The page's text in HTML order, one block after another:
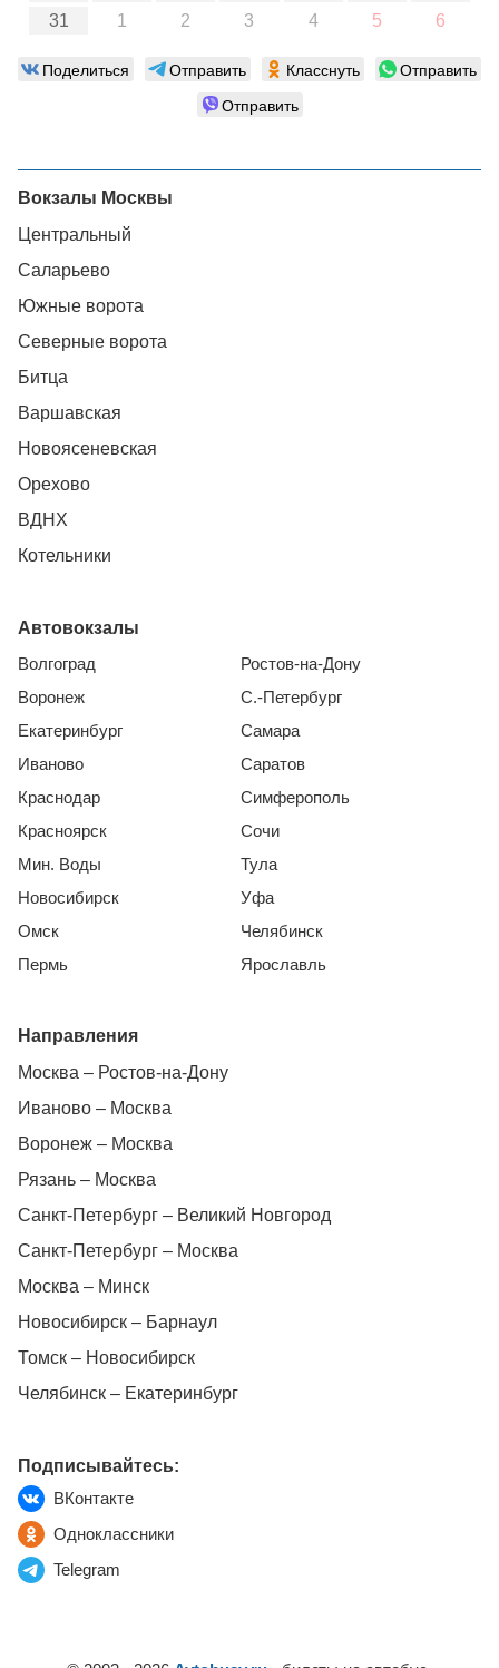
31
1 2 3 4 5 6
Поделиться Отправить Класснуть
Отправить
Отправить
Вокзалы Москвы
Центральный
Саларьево
Южные ворота
Северные ворота
Битца
Варшавская
Новоясеневская
Орехово
ВДНХ
Котельники
Автовокзалы
Волгоград
Воронеж
Екатеринбург
Иваново
Краснодар
Красноярск
Мин. Воды
Новосибирск
Омск
Пермь
Ростов-на-Дону
С.-Петербург
Самара
Саратов
Симферополь
Сочи
Тула
Уфа
Челябинск
Ярославль
Направления
Москва – Ростов-на-Дону
Иваново – Москва
Воронеж – Москва
Рязань – Москва
Санкт-Петербург – Великий Новгород
Санкт-Петербург – Москва
Москва – Минск
Новосибирск – Барнаул
Томск – Новосибирск
Челябинск – Екатеринбург
Подписывайтесь:
ВКонтакте
Одноклассники
Telegram